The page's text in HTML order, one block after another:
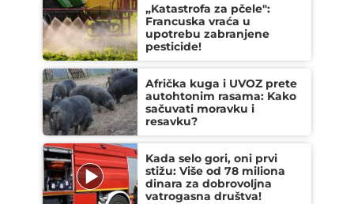
„Katastrofa za pčele":
Francuska vraća u
upotrebu zabranjene
pesticide!
Afrička kuga i UVOZ prete
autohtonim rasama: Kako
sačuvati moravku i
resavku?
Kada selo gori, oni prvi
stižu: Više od 78 miliona
dinara za dobrovoljna
vatrogasna društva!